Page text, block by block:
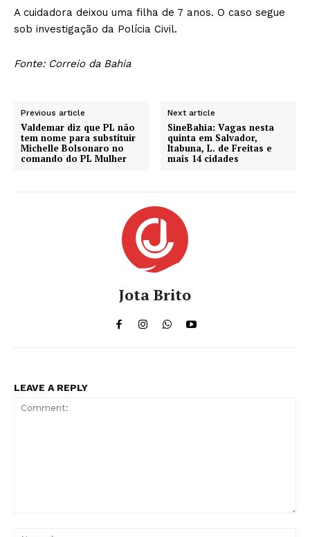
A cuidadora deixou uma filha de 7 anos. O caso segue
sob investigação da Polícia Civil.
Fonte: Correio da Bahia
Previous article
Valdemar diz que PL não
tem nome para substituir
Michelle Bolsonaro no
comando do PL Mulher
Next article
SineBahia: Vagas nesta
quinta em Salvador,
Itabuna, L. de Freitas e
mais 14 cidades
Jota Brito
LEAVE A REPLY